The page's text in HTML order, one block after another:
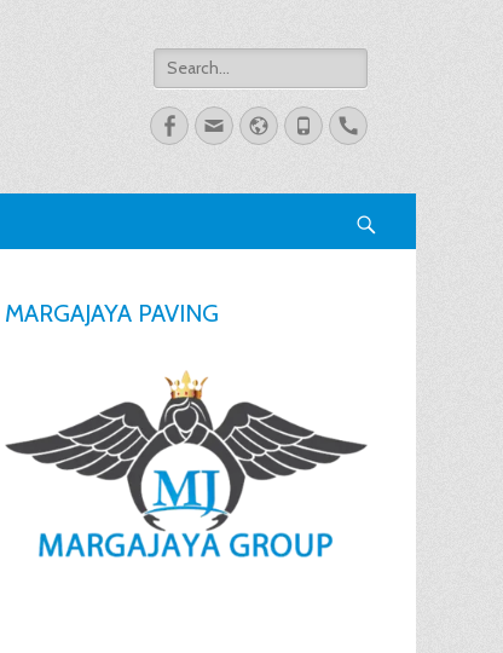
Search
for:
Facebook
EmailWebsite
PhoneHandset
MARGAJAYA PAVING